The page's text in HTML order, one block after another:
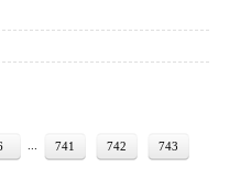
741 742 743